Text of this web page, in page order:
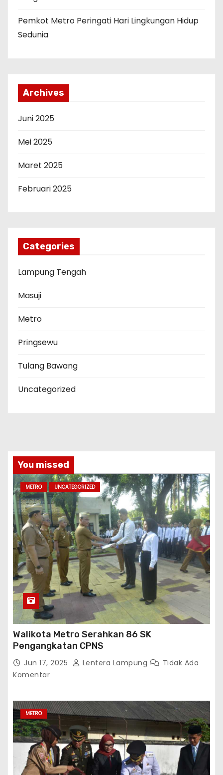
Pemkot Metro Peringati Hari Lingkungan Hidup
Sedunia
Archives
Juni 2025
Mei 2025
Maret 2025
Februari 2025
Categories
Lampung Tengah
Masuji
Metro
Pringsewu
Tulang Bawang
Uncategorized
You missed
METRO UNCATEGORIZED
Walikota Metro Serahkan 86 SK
Pengangkatan CPNS
Jun 17, 2025 Lentera Lampung
Tidak Ada
Komentar
METRO